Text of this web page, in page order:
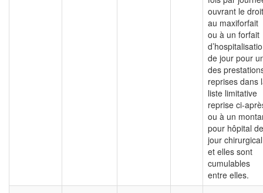
ouvrant le droit
au maxiforfait
ou à un forfait
de jour pour
des
reprises dans
liste limitative
reprise ci-
ou à un
pour hôpital de
jour chirurgical
et elles sont
cumulables
entre elles.